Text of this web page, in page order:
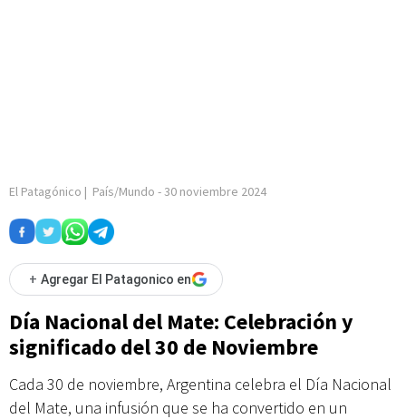
El Patagónico | País/Mundo -30 noviembre 2024
+ Agregar El Patagonico en
Día Nacional del Mate: Celebración y
significado del 30 de Noviembre
Cada 30 de noviembre, Argentina celebra el Día Nacional
del Mate, una infusión que se ha convertido en un